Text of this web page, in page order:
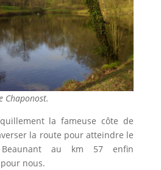
Chaponost.
la fameuse côte de
la route pour atteindre le
au km 57 enfin
nous.